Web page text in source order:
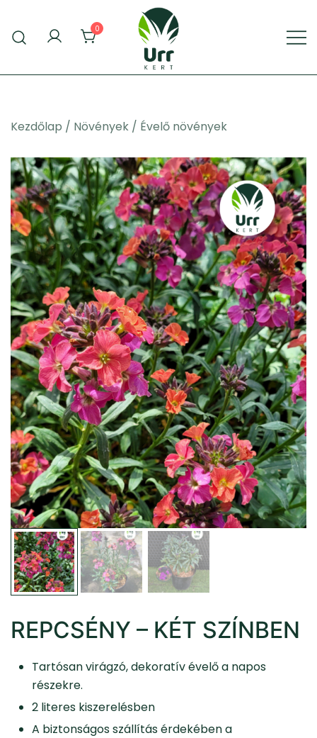
content
0
Kezdőlap / Növények / Évelő növények
REPCSÉNY – KÉT SZÍNBEN
Tartósan virágzó, dekoratív évelő a napos
részekre.
2 literes kiszerelésben
A biztonságos szállítás érdekében a